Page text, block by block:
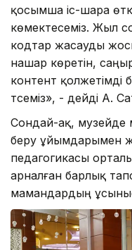
қосымша іс-шара
көмектесеміз. Жыл
кодтар жасауды
нашар көретін,
контент қолжетімді
түсеміз», - дейді А.
Сондай-ақ, музейде
беру ұйымдарымен
педагогикасы
арналған барлық
мамандардың